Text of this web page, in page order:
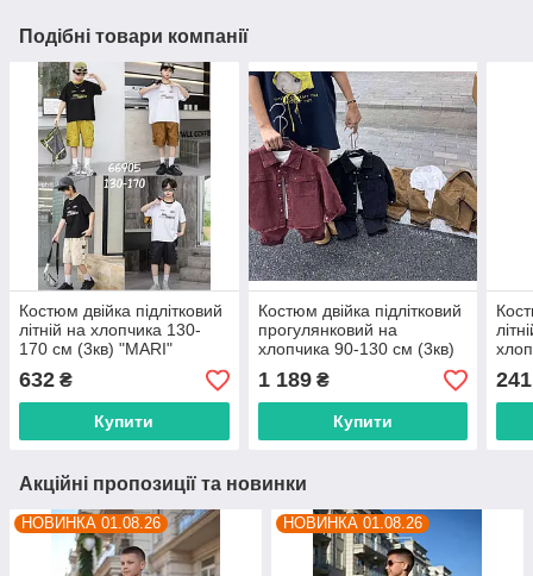
Подібні товари компанії
Костюм двійка підлітковий
літній на хлопчика 130-
170 см (3кв) "MARI"
недорого від прямого
постачальника
632 ₴
Купити
Костюм двійка підлітковий
прогулянковий на
хлопчика 90-130 см (3кв)
"MARI" недорого від
прямого постачальника
1 189₴
Купити
241
Акційні пропозиції та новинки
НОВИНКА 01.08.26 НОВИНКА 01.08.26